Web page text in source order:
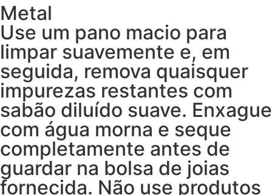
Metal
Use um pano macio para
limpar suavemente e, em
seguida, remova quaisquer
impurezas restantes com
sabão diluído suave. Enxague
com água morna e seque
completamente antes de
guardar na bolsa de joias
fornecida. Não use produtos